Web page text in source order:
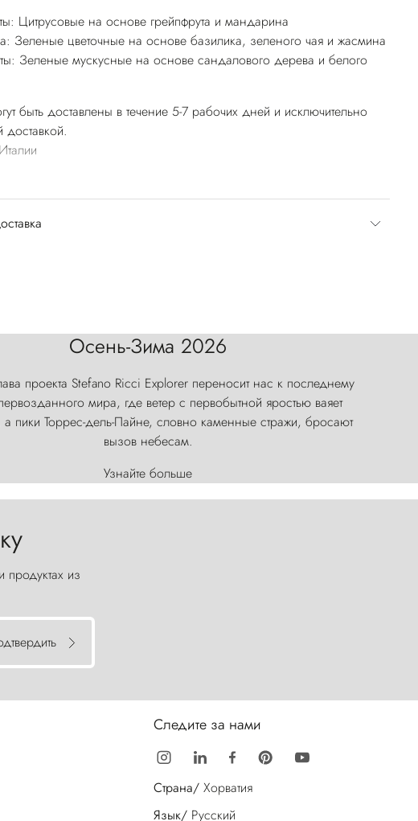
Цитрусовые на основе грейпфрута и мандарина
Зеленые цветочные на основе базилика, зеленого чая и жасмина
Зеленые мускусные на основе сандалового дерева и белого
быть доставлены в течение 5-7 рабочих дней и исключительно
доставкой.
Осень-Зима 2026
проекта Stefano Ricci Explorer переносит нас к последнему
мира, где ветер с первобытной яростью ваяет
пики Торрес-дель-Пайне, словно каменные стражи, бросают
вызов небесам.
Узнайте больше
из
Следите за нами
Страна/ Хорватия
Язык/ Русский